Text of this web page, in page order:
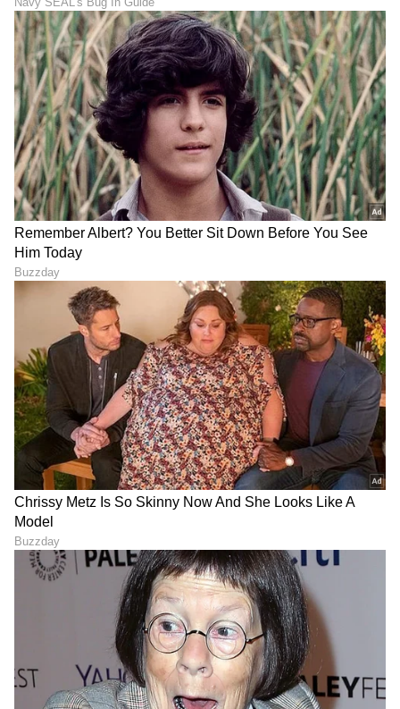
Ind vs Afg: ಟೀಂ ಇಂಡಿಯಾಗೆ
ಮತ್ತೊಂದು ಆಘಾತ, ಮತ್ತೋರ್ವ
ಸ್ಟಾರ್ ಕ್ರಿಕೆಟಿಗನಿಗೆ ಗಾಯ!
ಭಾರತ ಎದುರು ಟಾಸ್ ಗೆದ್ದ
ಆಫ್ಘಾನಿಸ್ತಾನ ಬೌಲಿಂಗ್ ಆಯ್ಕೆ!
ಟೀಂ ಇಂಡಿಯಾದಲ್ಲಿ ಮೂರು
ಮೇಜರ್ ಚೇಂಜ್
ವೈಭವ್ ಸೂರ್ಯವಂಶಿ ಬೆನ್ನಿಗೆ
ನಿಂತ ಬಿಸಿಸಿಐ; ಮೈದಾನದಲ್ಲಿ
ಕಿರಿಕ್ ಮಾಡಿದ ಶ್ರೀಲಂಕಾ
ಆಟಗಾರನಿಗೆ ಬಿತ್ತು ಭಾರೀ ದಂಡ!
ಆಟವಾಡಲು ಮಗನನ್ನು ಲಂಡನ್
ಸಿಟಿ ಪಾರ್ಕ್‌ಗೆ ಕರೆದೊಯ್ದ
ವಿರಾಟ್ ಕೊಹ್ಲಿ, ಫ್ಯಾನ್ಸ್‌ನಿಂದ
ವಿಶೇಷ ಮನವಿ
LATEST VIDEOS
"ರಾಜಕೀಯ ಬೇಡ, ಸಿನಿಮಾನೇ ಪ್ರಾಣ":
ಕನಕೋತ್ಸವದಲ್ಲಿ ರಿಷಬ್ ಶೆಟ್ಟಿ | Rishab
Shetty speech | Suvarna News
ಶೇ.50 ರಿಂದ ಶೇ.18 ಕ್ಕೆ TAX ಇಳಿಕೆ: ಮೋದಿ-
ಟ್ರಂಪ್ ಐತಿಹಾಸಿಕ ಒಪ್ಪಂದ | India US
Trade Deal | Party Rounds